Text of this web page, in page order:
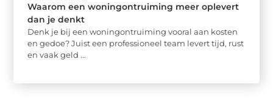
Waarom een woningontruiming meer oplevert
dan je denkt
Denk je bij een woningontruiming vooral aan kosten
en gedoe? Juist een professioneel team levert tijd, rust
en vaak geld ...